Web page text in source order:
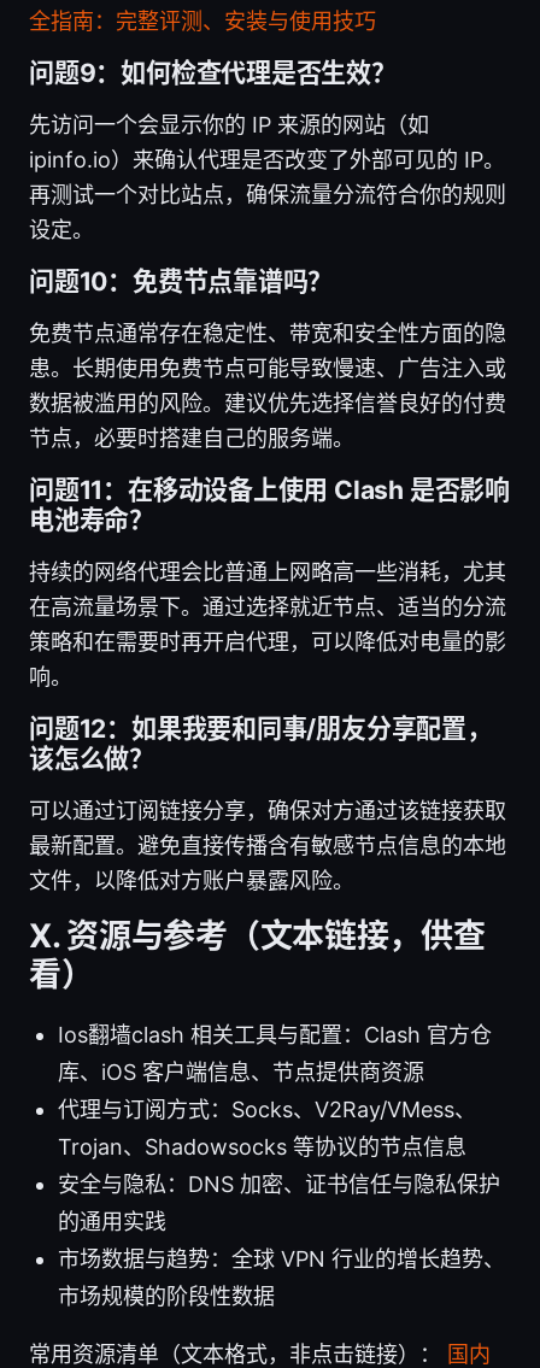
全指南：完整评测、安装与使用技巧
问题9：如何检查代理是否生效？
先访问一个会显示你的 IP 来源的网站（如
ipinfo.io）来确认代理是否改变了外部可见的 IP。
再测试一个对比站点，确保流量分流符合你的规则
设定。
问题10：免费节点靠谱吗？
免费节点通常存在稳定性、带宽和安全性方面的隐
患。长期使用免费节点可能导致慢速、广告注入或
数据被滥用的风险。建议优先选择信誉良好的付费
节点，必要时搭建自己的服务端。
问题11：在移动设备上使用 Clash 是否影响
电池寿命？
持续的网络代理会比普通上网略高一些消耗，尤其
在高流量场景下。通过选择就近节点、适当的分流
策略和在需要时再开启代理，可以降低对电量的影
响。
问题12：如果我要和同事/朋友分享配置，
该怎么做？
可以通过订阅链接分享，确保对方通过该链接获取
最新配置。避免直接传播含有敏感节点信息的本地
文件，以降低对方账户暴露风险。
Ⅹ. 资源与参考（文本链接，供查
看）
Ios翻墙clash 相关工具与配置：Clash 官方仓
库、iOS 客户端信息、节点提供商资源
代理与订阅方式：Socks、V2Ray/VMess、
Trojan、Shadowsocks 等协议的节点信息
安全与隐私：DNS 加密、证书信任与隐私保护
的通用实践
市场数据与趋势：全球 VPN 行业的增长趋势、
市场规模的阶段性数据
常用资源清单（文本格式，非点击链接）：
国内